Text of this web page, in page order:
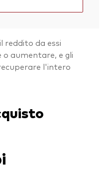
reddito da essi
aumentare, e gli
l'intero